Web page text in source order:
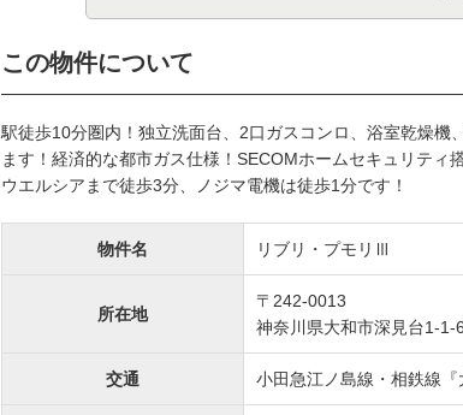
この物件について
駅徒歩10分圏内！独立洗面台、2口ガスコンロ、浴室乾燥機
ます！経済的な都市ガス仕様！SECOMホームセキュリティ
ウエルシアまで徒歩3分、ノジマ電機は徒歩1分です！
物件名 リブリ・プモリⅢ
所在地
〒242-0013
神奈川県大和市深見台1-1-6
交通 小田急江ノ島線・相鉄線